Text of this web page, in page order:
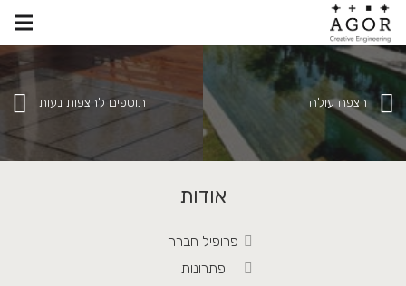
תוספים לרצפות נעות רצפה עולה
אודות
פרופיל חברה
פתרונות